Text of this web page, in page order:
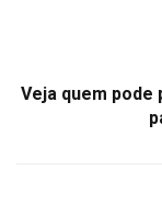
Veja quem